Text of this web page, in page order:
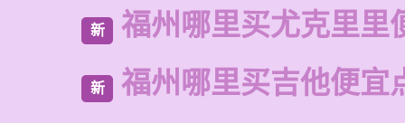
新 福州哪里买尤克里里
新 福州哪里买吉他便宜